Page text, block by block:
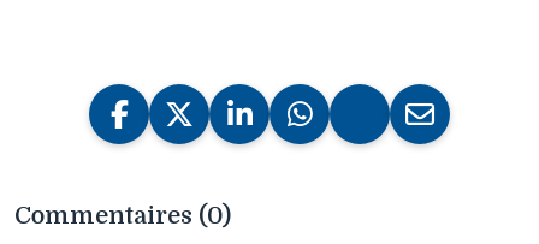
Commentaires (0)